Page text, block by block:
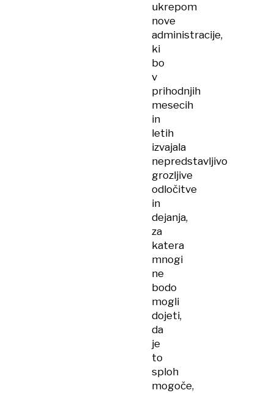
ukrepom
nove
administracije,
ki
bo
v
prihodnjih
mesecih
in
letih
izvajala
nepredstavljivo
grozljive
odločitve
in
dejanja,
za
katera
mnogi
ne
bodo
mogli
dojeti,
da
je
to
sploh
mogoče,